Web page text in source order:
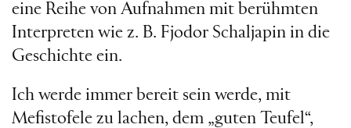
eine Reihe von Aufnahmen mit berühmten
Interpreten wie z. B. Fjodor Schaljapin in die
Geschichte ein.
Ich werde immer bereit sein werde, mit
Mefistofele zu lachen, dem „guten Teufel“,